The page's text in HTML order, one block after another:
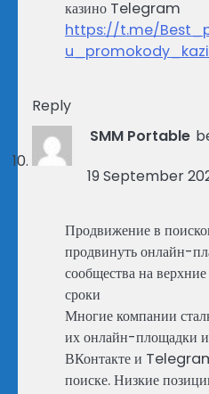
казино Telegram
https://t.me/
Reply
SMM Portable
19 September
Продвижение в
продвинуть онлайн-
сообщества на
сроки
Многие компании
их онлайн-площадки
ВКонтакте и
поиске. Низкие